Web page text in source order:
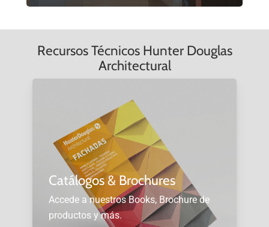
Recursos Técnicos Hunter Douglas
Architectural
Catálogos & Brochures
Accede a nuestros Books, Brochure de
productos y más.